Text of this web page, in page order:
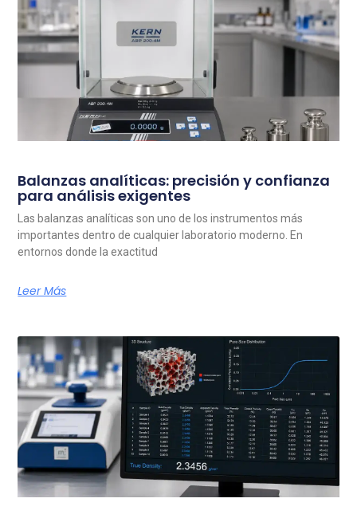
Balanzas analíticas: precisión y confianza
para análisis exigentes
Las balanzas analíticas son uno de los instrumentos más
importantes dentro de cualquier laboratorio moderno. En
entornos donde la exactitud
Leer Más